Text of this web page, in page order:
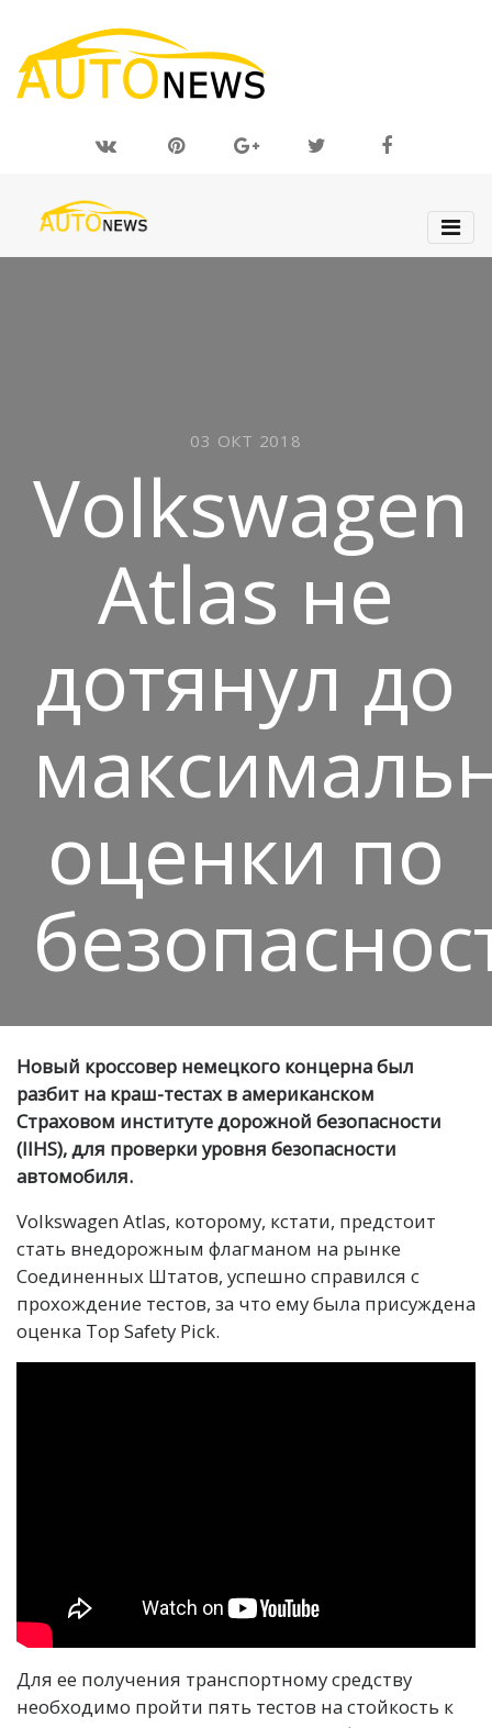
03 ОКТ 2018
Volkswagen
Atlas не
дотянул до
оценки по
Новый кроссовер немецкого концерна был
разбит на краш-тестах в американском
Страховом институте дорожной безопасности
(IIHS), для проверки уровня безопасности
автомобиля.
Volkswagen Atlas, которому, кстати, предстоит
стать внедорожным флагманом на рынке
Соединенных Штатов, успешно справился с
прохождение тестов, за что ему была присуждена
оценка Top Safety Pick.
Для ее получения транспортному средству
необходимо пройти пять тестов на стойкость к